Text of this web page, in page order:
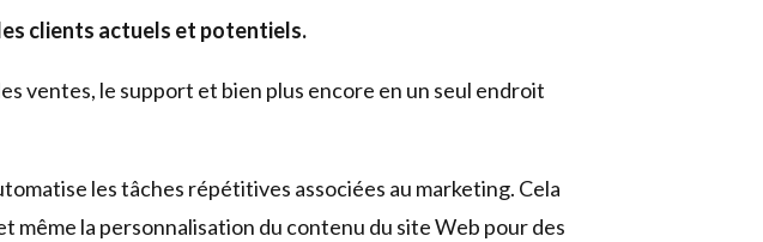
clients actuels et potentiels.
ventes, le support et bien plus encore en un seul endroit
les tâches répétitives associées au marketing. Cela
même la personnalisation du contenu du site Web pour des